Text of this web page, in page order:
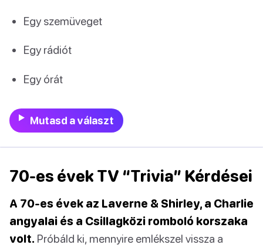
Egy szemüveget
Egy rádiót
Egy órát
Mutasd a választ
70-es évek TV “Trivia” Kérdései
A 70-es évek az Laverne & Shirley, a Charlie
angyalai és a Csillagközi romboló korszaka
volt. Próbáld ki, mennyire emlékszel vissza a